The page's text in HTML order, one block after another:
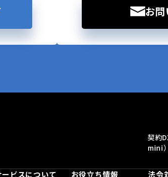
お
契約
mini
ービスについて お役立ち情報 法令